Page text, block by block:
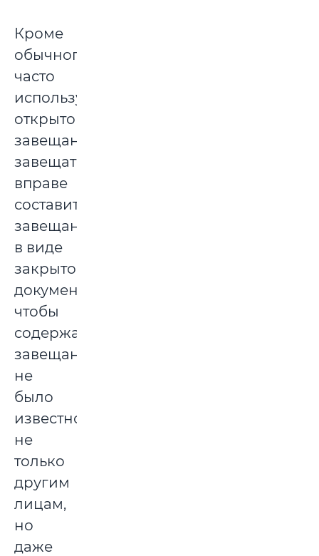
Кроме
обычного,
часто
используемого
открытого
завещания,
завещатель
вправе
составить
завещание
в виде
закрытого
документа,
чтобы
содержание
завещания
не
было
известно
не
только
другим
лицам,
но
даже